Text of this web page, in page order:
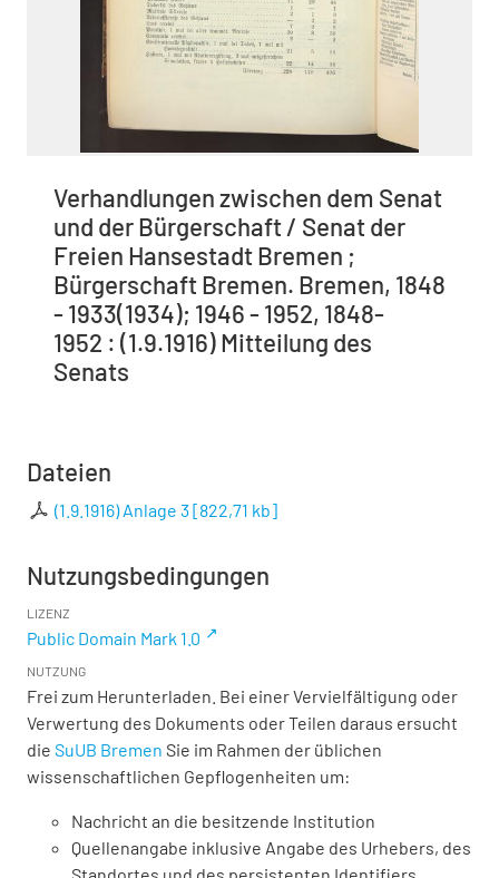
Verhandlungen zwischen dem Senat
und der Bürgerschaft / Senat der
Freien Hansestadt Bremen ;
Bürgerschaft Bremen. Bremen, 1848
- 1933(1934); 1946 - 1952, 1848-
1952 : (1.9.1916) Mitteilung des
Senats
Dateien
(1.9.1916) Anlage 3[822,71 kb]
Nutzungsbedingungen
LIZENZ
Public Domain Mark 1.0
NUTZUNG
Frei zum Herunterladen. Bei einer Vervielfältigung oder
Verwertung des Dokuments oder Teilen daraus ersucht
die SuUB Bremen Sie im Rahmen der üblichen
wissenschaftlichen Gepflogenheiten um:
Nachricht an die besitzende Institution
Quellenangabe inklusive Angabe des Urhebers, des